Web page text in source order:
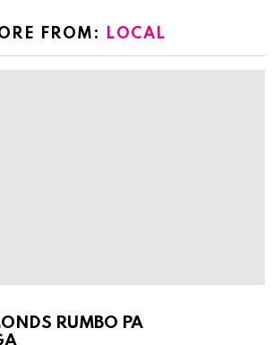
FROM: LOCAL
RUMBO PA